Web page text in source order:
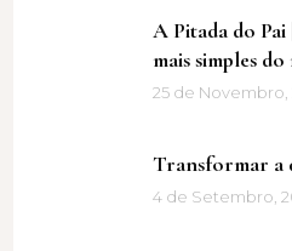
A Pitada do Pai
mais simples
25 de Novembro,
Transformar a
4 de Setembro,